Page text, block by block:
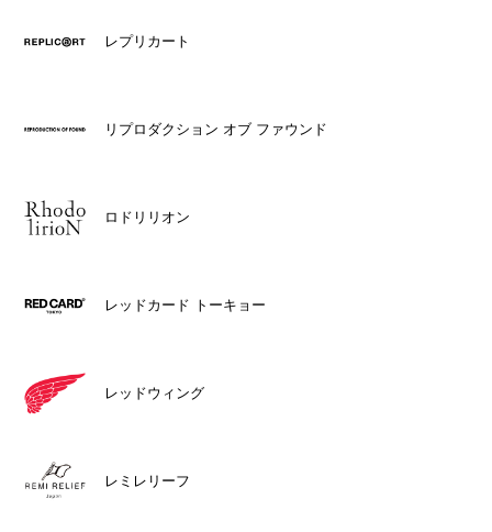
レプリカート
リプロダクション オブ ファウンド
ロドリリオン
レッドカード トーキョー
レッドウィング
レミレリーフ